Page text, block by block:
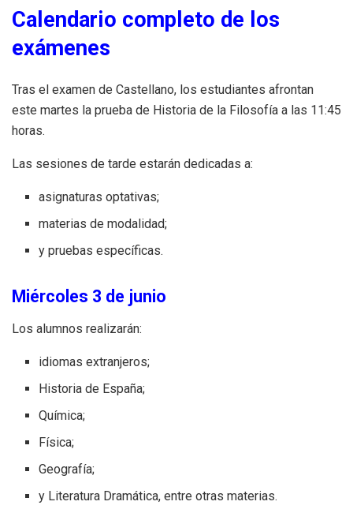
Calendario completo de los
exámenes
Tras el examen de Castellano, los estudiantes afrontan
este martes la prueba de Historia de la Filosofía a las 11:45
horas.
Las sesiones de tarde estarán dedicadas a:
asignaturas optativas;
materias de modalidad;
y pruebas específicas.
Miércoles 3 de junio
Los alumnos realizarán:
idiomas extranjeros;
Historia de España;
Química;
Física;
Geografía;
y Literatura Dramática, entre otras materias.